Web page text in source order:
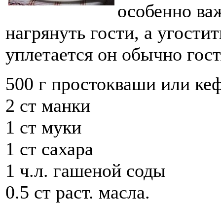
особенно
нагрянуть гости, а
уплетается он обычно
500 г простокваши или
2 ст манки
1 ст муки
1 ст сахара
1 ч.л. гашеной соды
0.5 ст раст. масла.